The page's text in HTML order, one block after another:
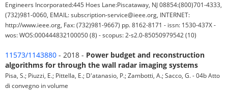
Engineers Incorporated:445 Hoes Lane:Piscataway, NJ 08854:(800)701-4333,
(732)981-0060, EMAIL: subscription-service@ieee.org, INTERNET:
http://www.ieee.org, Fax: (732)981-9667) pp. 8162-8171 - issn: 1530-437X -
wos: WOS:000444832100050 (8) - scopus: 2-s2.0-85050979542 (10)
11573/1143880 - 2018 - Power budget and reconstruction
algorithms for through the wall radar imaging systems
Pisa, S.; Piuzzi, E.; Pittella, E.; D'atanasio, P.; Zambotti, A.; Sacco, G. - 04b Atto
di convegno in volume